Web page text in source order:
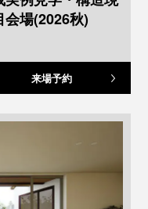
場(2026秋)
来場予約